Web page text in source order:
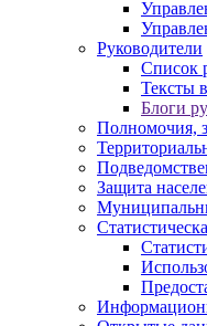
Руководители
Список
Тексты
Блоги
Полномочия,
Защита